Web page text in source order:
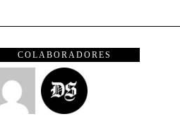
COLABORADORES